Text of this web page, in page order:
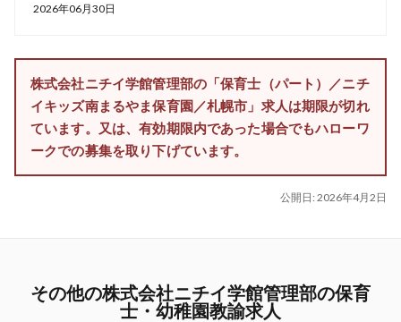
2026年06月30日
株式会社ニチイ学館管理部の「保育士（パート）／ニチ
イキッズ南まるやま保育園／札幌市」求人は期限が切れ
ています。又は、有効期限内であった場合でもハローワ
ークでの募集を取り下げています。
公開日: 2026年4月2日
その他の株式会社ニチイ学館管理部の保育
士・幼稚園教諭求人